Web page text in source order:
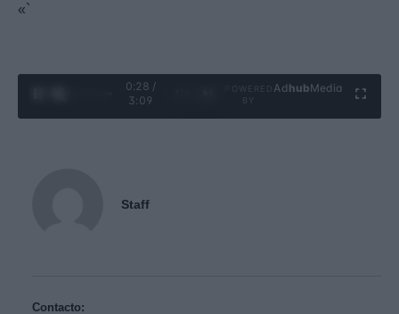
«`
0:29 /
3:09
Ad hubMedia
Staff
Contacto: